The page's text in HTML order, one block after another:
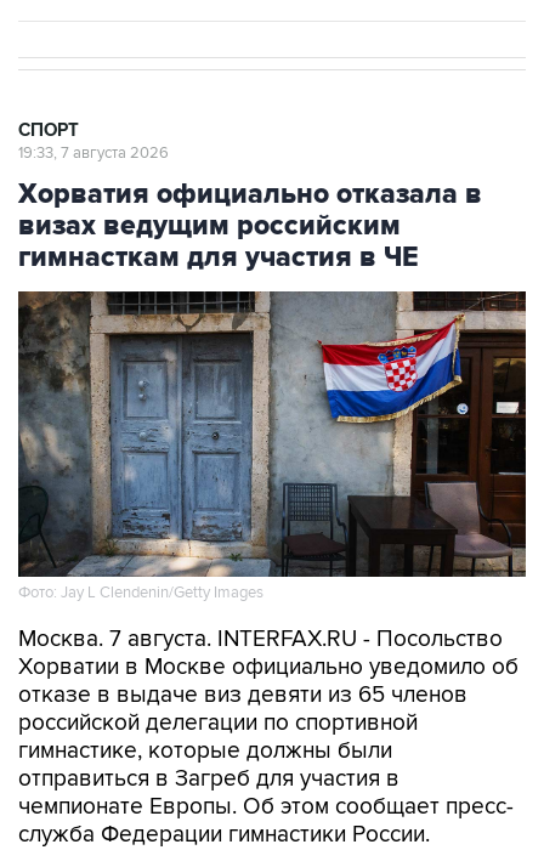
СПОРТ
19:33, 7 августа 2026
Хорватия официально отказала в
визах ведущим российским
гимнасткам для участия в ЧЕ
Фото: Jay L Clendenin/Getty Images
Москва. 7 августа. INTERFAX.RU - Посольство
Хорватии в Москве официально уведомило об
отказе в выдаче виз девяти из 65 членов
российской делегации по спортивной
гимнастике, которые должны были
отправиться в Загреб для участия в
чемпионате Европы. Об этом сообщает пресс-
служба Федерации гимнастики России.